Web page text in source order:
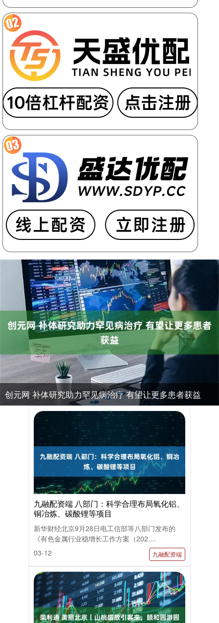
创元网 补体研究助力罕见病治疗 有望让更多患者获益
九融配资端 八部门：科学合理布局氧化铝、
铜冶炼、碳酸锂等项目
新华财经北京9月28日电工信部等八部门发布的
《有色金属行业稳增长工作方案（202....
03-12
九融配资端